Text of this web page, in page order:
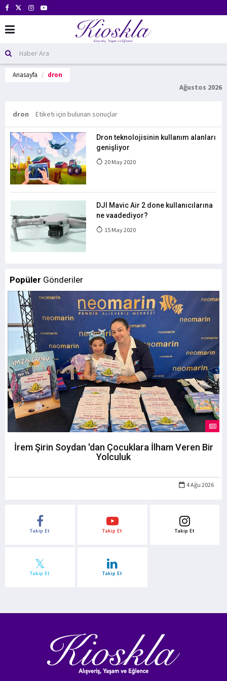
Anasayfa dron
Ağustos 2026
dron Etiketi için bulunan sonuçlar
Dron teknolojisinin kullanım alanları
genişliyor
20 May 2020
DJI Mavic Air 2 done kullanıcılarına
ne vaadediyor?
15 May 2020
Popüler Gönderiler
İrem Şirin Soydan 'dan Çocuklara İlham Veren Bir
Yolculuk
4 Ağu 2026
Takip Et Takip Et Takip Et
Takip Et Takip Et